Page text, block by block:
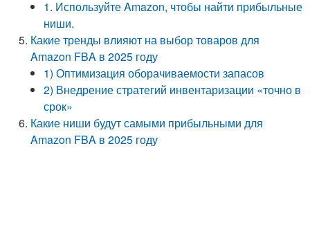
1. Используйте Amazon, чтобы найти прибыльные
ниши.
Какие тренды влияют на выбор товаров для
Amazon FBA в 2025 году
1) Оптимизация оборачиваемости запасов
2) Внедрение стратегий инвентаризации «точно в
срок»
Какие ниши будут самыми прибыльными для
Amazon FBA в 2025 году